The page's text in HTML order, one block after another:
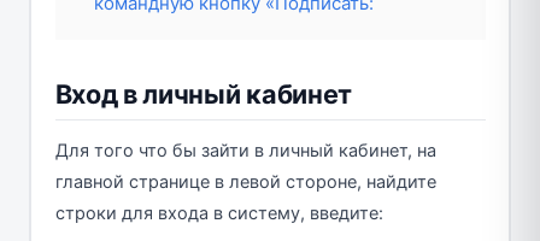
Вход в личный кабинет
Для того что бы зайти в личный кабинет, на
главной странице в левой стороне, найдите
строки для входа в систему, введите: